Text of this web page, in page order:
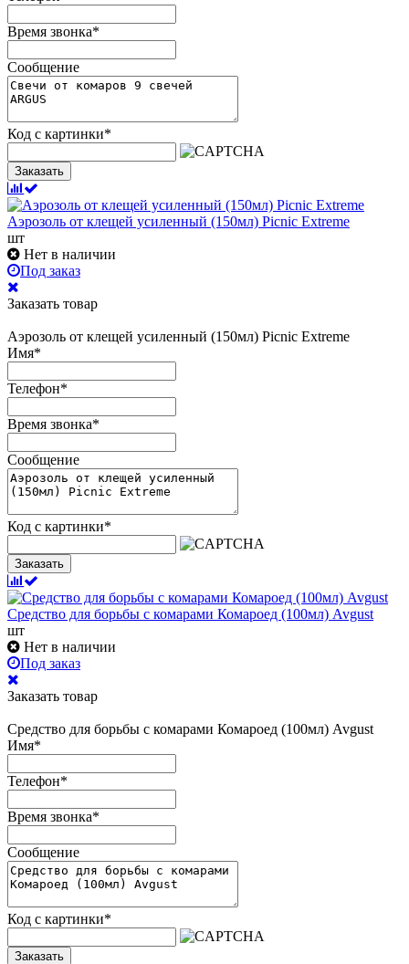
Время звонка*
Сообщение
Код с картинки*
Заказать
Аэрозоль от клещей усиленный (150мл) Picnic Extreme
шт
Нет в наличии
Под заказ
Заказать товар
Аэрозоль от клещей усиленный (150мл) Picnic Extreme
Имя*
Телефон*
Время звонка*
Сообщение
Код с картинки*
Заказать
Средство для борьбы с комарами Комароед (100мл) Avgust
шт
Нет в наличии
Под заказ
Заказать товар
Средство для борьбы с комарами Комароед (100мл) Avgust
Имя*
Телефон*
Время звонка*
Сообщение
Код с картинки*
Заказать